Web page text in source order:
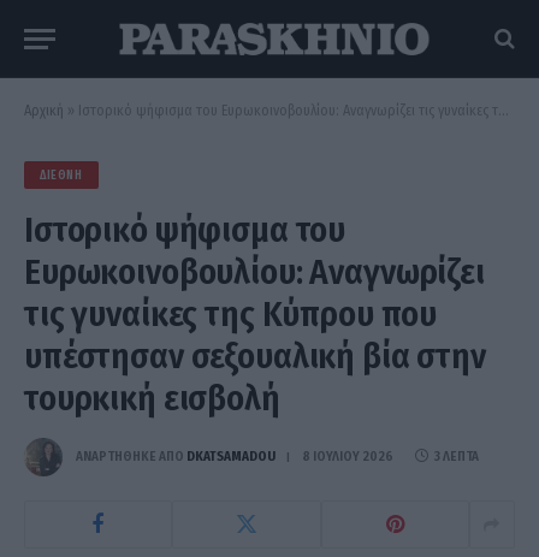
Αρχική » Ιστορικό ψήφισμα του Ευρωκοινοβουλίου: Αναγνωρίζει τις γυναίκες της Κύπρου που υπέστησαν σεξουαλική βία στην τουρκική εισβολή
ΔΙΕΘΝΉ
Ιστορικό ψήφισμα του
Ευρωκοινοβουλίου: Αναγνωρίζει
τις γυναίκες της Κύπρου που
υπέστησαν σεξουαλική βία στην
τουρκική εισβολή
ΑΝΑΡΤΗΘΗΚΕ ΑΠΟ DKATSAMADOU 8 ΙΟΥΛΊΟΥ 2026 3 ΛΕΠΤΆ